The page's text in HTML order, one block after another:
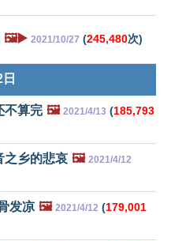
🖼️▶️ 2021/10/27 (245,480次)
不算完 🖼️ 2021/4/13 (185,793
乡的悲哀 🖼️ 2021/4/12
发凉 🖼️ 2021/4/12 (179,001